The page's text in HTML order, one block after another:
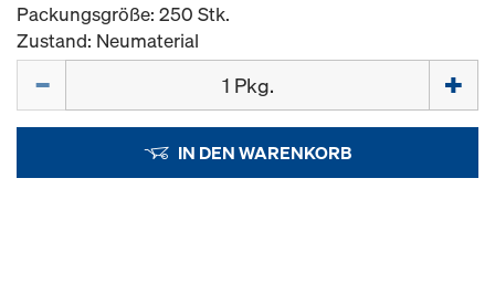
Packungsgröße: 250 Stk.
Zustand: Neumaterial
IN DEN WARENKORB